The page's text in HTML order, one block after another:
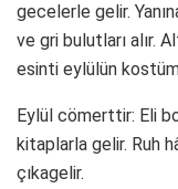
gecelerle gelir.
ve gri bulutları alır.
esinti eylülün
Eylül cömerttir: Eli
kitaplarla gelir. Ruh
çıkagelir.